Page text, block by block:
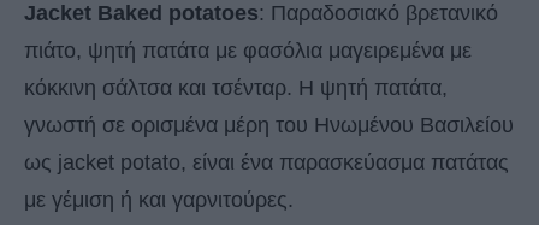
Jacket Baked potatoes: Παραδοσιακό βρετανικό
πιάτο, ψητή πατάτα με φασόλια μαγειρεμένα με
κόκκινη σάλτσα και τσένταρ. Η ψητή πατάτα,
γνωστή σε ορισμένα μέρη του Ηνωμένου Βασιλείου
ως jacket potato, είναι ένα παρασκεύασμα πατάτας
με γέμιση ή και γαρνιτούρες.